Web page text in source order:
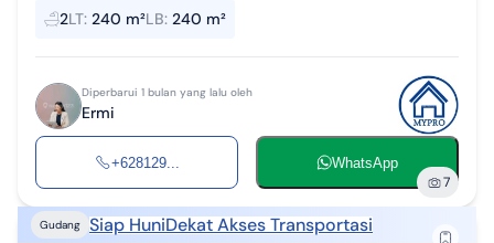
2LT: 240 m²LB: 240 m²
Diperbarui 1 bulan yang lalu oleh
Ermi
+628129... WhatsApp
7
Gudang Siap HuniDekat Akses Transportasi